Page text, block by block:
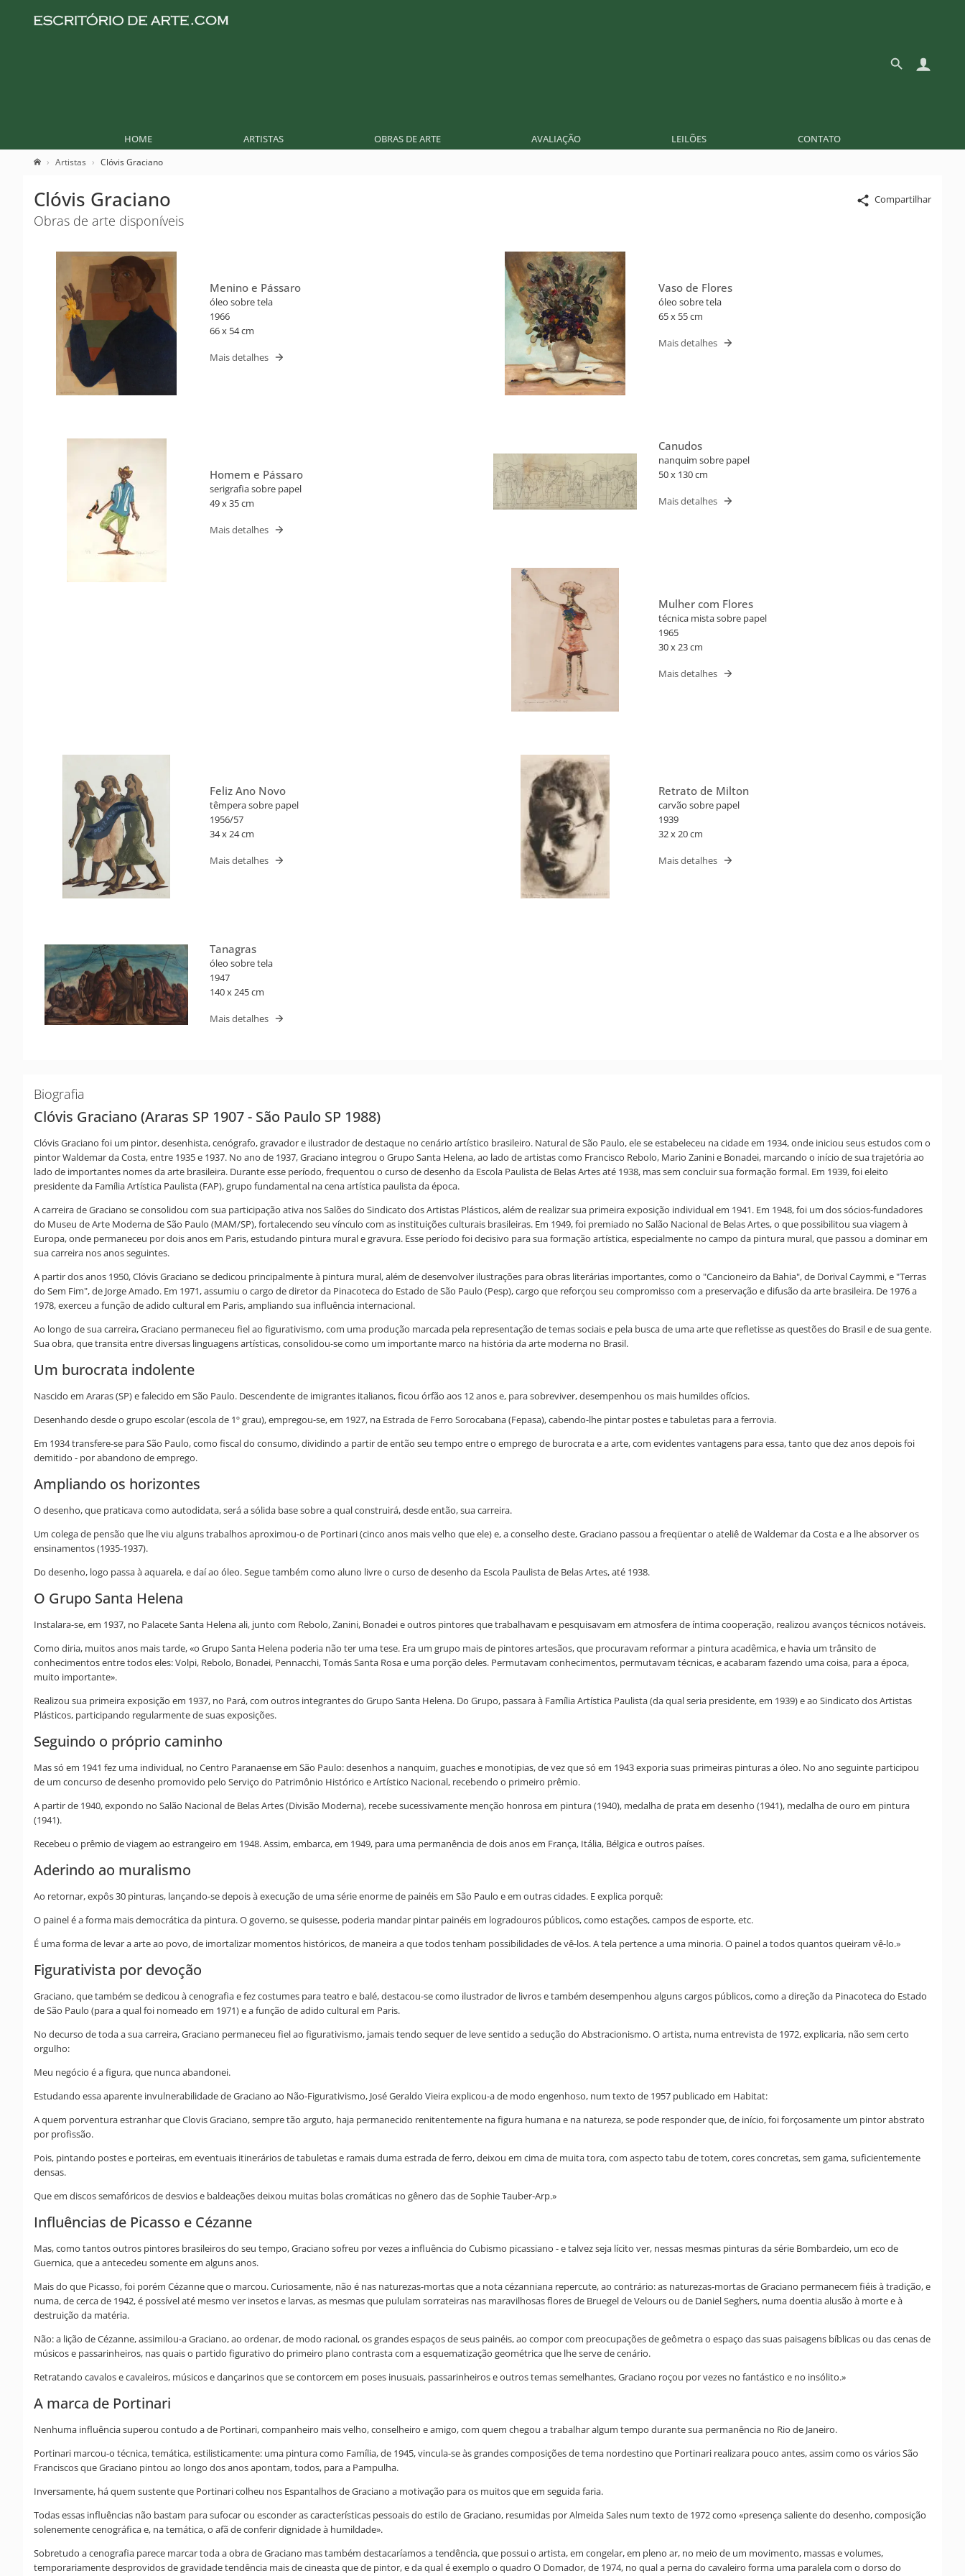
HOME ARTISTAS OBRAS DE ARTE AVALIAÇÃO LEILÕES CONTATO
Artistas Clóvis Graciano
Compartilhar
Clóvis Graciano
Obras de arte disponíveis
Menino e Pássaro
óleo sobre tela
1966
66 x 54 cm
Mais detalhes
Vaso de Flores
óleo sobre tela
65 x 55 cm
Mais detalhes
Homem e Pássaro
serigrafia sobre papel
49 x 35 cm
Mais detalhes
Canudos
nanquim sobre papel
50 x 130 cm
Mais detalhes
Mulher com Flores
técnica mista sobre papel
1965
30 x 23 cm
Mais detalhes
Feliz Ano Novo
têmpera sobre papel
1956/57
34 x 24 cm
Mais detalhes
Retrato de Milton
carvão sobre papel
1939
32 x 20 cm
Mais detalhes
Tanagras
óleo sobre tela
1947
140 x 245 cm
Mais detalhes
Biografia
Clóvis Graciano (Araras SP 1907 - São Paulo SP 1988)
Clóvis Graciano foi um pintor, desenhista, cenógrafo, gravador e ilustrador de destaque no cenário artístico brasileiro. Natural de São Paulo, ele se estabeleceu na cidade em 1934, onde iniciou seus estudos com o
pintor Waldemar da Costa, entre 1935 e 1937. No ano de 1937, Graciano integrou o Grupo Santa Helena, ao lado de artistas como Francisco Rebolo, Mario Zanini e Bonadei, marcando o início de sua trajetória ao
lado de importantes nomes da arte brasileira. Durante esse período, frequentou o curso de desenho da Escola Paulista de Belas Artes até 1938, mas sem concluir sua formação formal. Em 1939, foi eleito
presidente da Família Artística Paulista (FAP), grupo fundamental na cena artística paulista da época.
A carreira de Graciano se consolidou com sua participação ativa nos Salões do Sindicato dos Artistas Plásticos, além de realizar sua primeira exposição individual em 1941. Em 1948, foi um dos sócios-fundadores
do Museu de Arte Moderna de São Paulo (MAM/SP), fortalecendo seu vínculo com as instituições culturais brasileiras. Em 1949, foi premiado no Salão Nacional de Belas Artes, o que possibilitou sua viagem à
Europa, onde permaneceu por dois anos em Paris, estudando pintura mural e gravura. Esse período foi decisivo para sua formação artística, especialmente no campo da pintura mural, que passou a dominar em
sua carreira nos anos seguintes.
A partir dos anos 1950, Clóvis Graciano se dedicou principalmente à pintura mural, além de desenvolver ilustrações para obras literárias importantes, como o "Cancioneiro da Bahia", de Dorival Caymmi, e "Terras
do Sem Fim", de Jorge Amado. Em 1971, assumiu o cargo de diretor da Pinacoteca do Estado de São Paulo (Pesp), cargo que reforçou seu compromisso com a preservação e difusão da arte brasileira. De 1976 a
1978, exerceu a função de adido cultural em Paris, ampliando sua influência internacional.
Ao longo de sua carreira, Graciano permaneceu fiel ao figurativismo, com uma produção marcada pela representação de temas sociais e pela busca de uma arte que refletisse as questões do Brasil e de sua gente.
Sua obra, que transita entre diversas linguagens artísticas, consolidou-se como um importante marco na história da arte moderna no Brasil.
Um burocrata indolente
Nascido em Araras (SP) e falecido em São Paulo. Descendente de imigrantes italianos, ficou órfão aos 12 anos e, para sobreviver, desempenhou os mais humildes ofícios.
Desenhando desde o grupo escolar (escola de 1º grau), empregou-se, em 1927, na Estrada de Ferro Sorocabana (Fepasa), cabendo-lhe pintar postes e tabuletas para a ferrovia.
Em 1934 transfere-se para São Paulo, como fiscal do consumo, dividindo a partir de então seu tempo entre o emprego de burocrata e a arte, com evidentes vantagens para essa, tanto que dez anos depois foi
demitido - por abandono de emprego.
Ampliando os horizontes
O desenho, que praticava como autodidata, será a sólida base sobre a qual construirá, desde então, sua carreira.
Um colega de pensão que lhe viu alguns trabalhos aproximou-o de Portinari (cinco anos mais velho que ele) e, a conselho deste, Graciano passou a freqüentar o ateliê de Waldemar da Costa e a lhe absorver os
ensinamentos (1935-1937).
Do desenho, logo passa à aquarela, e daí ao óleo. Segue também como aluno livre o curso de desenho da Escola Paulista de Belas Artes, até 1938.
O Grupo Santa Helena
Instalara-se, em 1937, no Palacete Santa Helena ali, junto com Rebolo, Zanini, Bonadei e outros pintores que trabalhavam e pesquisavam em atmosfera de íntima cooperação, realizou avanços técnicos notáveis.
Como diria, muitos anos mais tarde, «o Grupo Santa Helena poderia não ter uma tese. Era um grupo mais de pintores artesãos, que procuravam reformar a pintura acadêmica, e havia um trânsito de
conhecimentos entre todos eles: Volpi, Rebolo, Bonadei, Pennacchi, Tomás Santa Rosa e uma porção deles. Permutavam conhecimentos, permutavam técnicas, e acabaram fazendo uma coisa, para a época,
muito importante».
Realizou sua primeira exposição em 1937, no Pará, com outros integrantes do Grupo Santa Helena. Do Grupo, passara à Família Artística Paulista (da qual seria presidente, em 1939) e ao Sindicato dos Artistas
Plásticos, participando regularmente de suas exposições.
Seguindo o próprio caminho
Mas só em 1941 fez uma individual, no Centro Paranaense em São Paulo: desenhos a nanquim, guaches e monotipias, de vez que só em 1943 exporia suas primeiras pinturas a óleo. No ano seguinte participou
de um concurso de desenho promovido pelo Serviço do Patrimônio Histórico e Artístico Nacional, recebendo o primeiro prêmio.
A partir de 1940, expondo no Salão Nacional de Belas Artes (Divisão Moderna), recebe sucessivamente menção honrosa em pintura (1940), medalha de prata em desenho (1941), medalha de ouro em pintura
(1941).
Recebeu o prêmio de viagem ao estrangeiro em 1948. Assim, embarca, em 1949, para uma permanência de dois anos em França, Itália, Bélgica e outros países.
Aderindo ao muralismo
Ao retornar, expôs 30 pinturas, lançando-se depois à execução de uma série enorme de painéis em São Paulo e em outras cidades. E explica porquê:
O painel é a forma mais democrática da pintura. O governo, se quisesse, poderia mandar pintar painéis em logradouros públicos, como estações, campos de esporte, etc.
É uma forma de levar a arte ao povo, de imortalizar momentos históricos, de maneira a que todos tenham possibilidades de vê-los. A tela pertence a uma minoria. O painel a todos quantos queiram vê-lo.»
Figurativista por devoção
Graciano, que também se dedicou à cenografia e fez costumes para teatro e balé, destacou-se como ilustrador de livros e também desempenhou alguns cargos públicos, como a direção da Pinacoteca do Estado
de São Paulo (para a qual foi nomeado em 1971) e a função de adido cultural em Paris.
No decurso de toda a sua carreira, Graciano permaneceu fiel ao figurativismo, jamais tendo sequer de leve sentido a sedução do Abstracionismo. O artista, numa entrevista de 1972, explicaria, não sem certo
orgulho:
Meu negócio é a figura, que nunca abandonei.
Estudando essa aparente invulnerabilidade de Graciano ao Não-Figurativismo, José Geraldo Vieira explicou-a de modo engenhoso, num texto de 1957 publicado em Habitat:
A quem porventura estranhar que Clovis Graciano, sempre tão arguto, haja permanecido renitentemente na figura humana e na natureza, se pode responder que, de início, foi forçosamente um pintor abstrato
por profissão.
Pois, pintando postes e porteiras, em eventuais itinerários de tabuletas e ramais duma estrada de ferro, deixou em cima de muita tora, com aspecto tabu de totem, cores concretas, sem gama, suficientemente
densas.
Que em discos semafóricos de desvios e baldeações deixou muitas bolas cromáticas no gênero das de Sophie Tauber-Arp.»
Influências de Picasso e Cézanne
Mas, como tantos outros pintores brasileiros do seu tempo, Graciano sofreu por vezes a influência do Cubismo picassiano - e talvez seja lícito ver, nessas mesmas pinturas da série Bombardeio, um eco de
Guernica, que a antecedeu somente em alguns anos.
Mais do que Picasso, foi porém Cézanne que o marcou. Curiosamente, não é nas naturezas-mortas que a nota cézanniana repercute, ao contrário: as naturezas-mortas de Graciano permanecem fiéis à tradição, e
numa, de cerca de 1942, é possível até mesmo ver insetos e larvas, as mesmas que pululam sorrateiras nas maravilhosas flores de Bruegel de Velours ou de Daniel Seghers, numa doentia alusão à morte e à
destruição da matéria.
Não: a lição de Cézanne, assimilou-a Graciano, ao ordenar, de modo racional, os grandes espaços de seus painéis, ao compor com preocupações de geômetra o espaço das suas paisagens bíblicas ou das cenas de
músicos e passarinheiros, nas quais o partido figurativo do primeiro plano contrasta com a esquematização geométrica que lhe serve de cenário.
Retratando cavalos e cavaleiros, músicos e dançarinos que se contorcem em poses inusuais, passarinheiros e outros temas semelhantes, Graciano roçou por vezes no fantástico e no insólito.»
A marca de Portinari
Nenhuma influência superou contudo a de Portinari, companheiro mais velho, conselheiro e amigo, com quem chegou a trabalhar algum tempo durante sua permanência no Rio de Janeiro.
Portinari marcou-o técnica, temática, estilisticamente: uma pintura como Família, de 1945, vincula-se às grandes composições de tema nordestino que Portinari realizara pouco antes, assim como os vários São
Franciscos que Graciano pintou ao longo dos anos apontam, todos, para a Pampulha.
Inversamente, há quem sustente que Portinari colheu nos Espantalhos de Graciano a motivação para os muitos que em seguida faria.
Todas essas influências não bastam para sufocar ou esconder as características pessoais do estilo de Graciano, resumidas por Almeida Sales num texto de 1972 como «presença saliente do desenho, composição
solenemente cenográfica e, na temática, o afã de conferir dignidade à humildade».
Sobretudo a cenografia parece marcar toda a obra de Graciano mas também destacaríamos a tendência, que possui o artista, em congelar, em pleno ar, no meio de um movimento, massas e volumes,
temporariamente desprovidos de gravidade tendência mais de cineasta que de pintor, e da qual é exemplo o quadro O Domador, de 1974, no qual a perna do cavaleiro forma uma paralela com o dorso do